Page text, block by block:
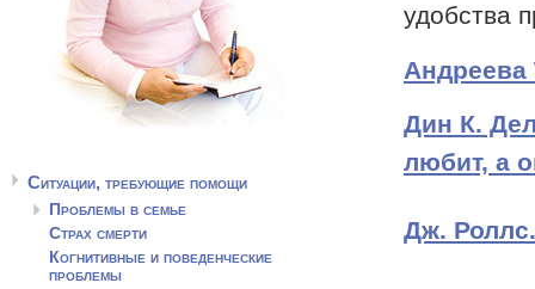
удобства
Андреева
Дин К.
любит, а
Дж.
Ситуации, требующие помощи
Проблемы в семье
Страх смерти
Когнитивные и поведенческие
проблемы